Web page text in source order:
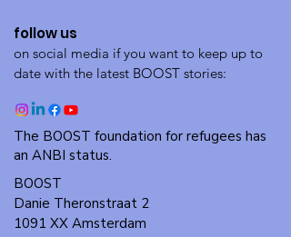
follow us
on social media if you want to keep up to
date with the latest BOOST stories:
The BOOST foundation for refugees has
an ANBI status.
BOOST
Danie Theronstraat 2
1091 XX Amsterdam